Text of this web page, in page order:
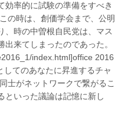
効率的に試験の準備をすべき
時は、創価学会まで、公明
、時の中曽根自民党は、マス
来てしまったのであった。
index.html]office 2016
てのあなたに昇進するチャ
士がネットワークで繋がるこ
といった議論は記憶に新し